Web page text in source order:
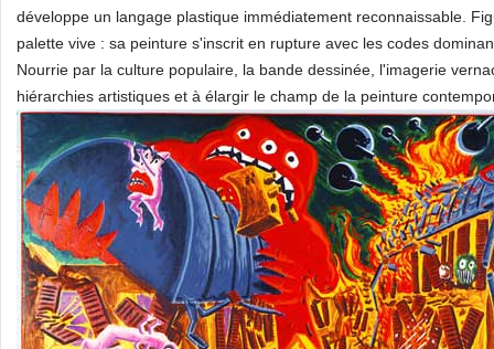
développe un langage plastique immédiatement reconnaissable.
palette vive : sa peinture s'inscrit en rupture avec les codes
Nourrie par la culture populaire, la bande dessinée, l'imagerie
hiérarchies artistiques et à élargir le champ de la peinture